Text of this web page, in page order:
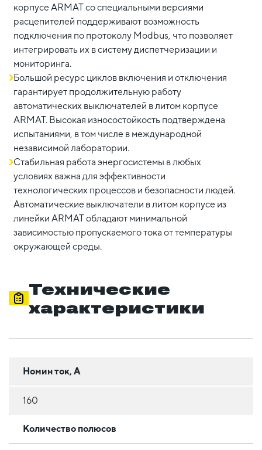
корпусе ARMAT со специальными версиями
расцепителей поддерживают возможность
подключения по протоколу Modbus, что позволяет
интегрировать их в систему диспетчеризации и
мониторинга.
Большой ресурс циклов включения и отключения
гарантирует продолжительную работу
автоматических выключателей в литом корпусе
ARMAT. Высокая износостойкость подтверждена
испытаниями, в том числе в международной
независимой лаборатории.
Стабильная работа энергосистемы в любых
условиях важна для эффективности
технологических процессов и безопасности людей.
Автоматические выключатели в литом корпусе из
линейки ARMAT обладают минимальной
зависимостью пропускаемого тока от температуры
окружающей среды.
Технические
характеристики
Номин ток, А
160
Количество полюсов